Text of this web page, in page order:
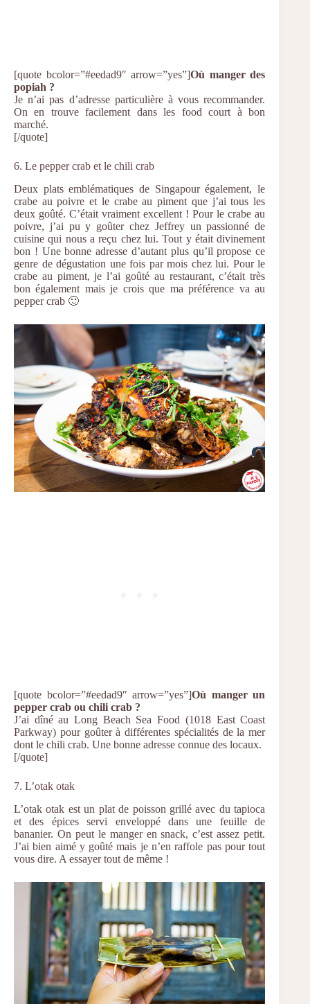
[quote bcolor=”#eedad9″ arrow=”yes”]Où manger des
popiah ?
Je n’ai pas d’adresse particulière à vous recommander.
On en trouve facilement dans les food court à bon
marché.
[/quote]
6. Le pepper crab et le chili crab
Deux plats emblématiques de Singapour également, le
crabe au poivre et le crabe au piment que j’ai tous les
deux goûté. C’était vraiment excellent ! Pour le crabe au
poivre, j’ai pu y goûter chez Jeffrey un passionné de
cuisine qui nous a reçu chez lui. Tout y était divinement
bon ! Une bonne adresse d’autant plus qu’il propose ce
genre de dégustation une fois par mois chez lui. Pour le
crabe au piment, je l’ai goûté au restaurant, c’était très
bon également mais je crois que ma préférence va au
pepper crab 🙂
[quote bcolor=”#eedad9″ arrow=”yes”]Où manger un
pepper crab ou chili crab ?
J’ai dîné au Long Beach Sea Food (1018 East Coast
Parkway) pour goûter à différentes spécialités de la mer
dont le chili crab. Une bonne adresse connue des locaux.
[/quote]
7. L’otak otak
L’otak otak est un plat de poisson grillé avec du tapioca
et des épices servi enveloppé dans une feuille de
bananier. On peut le manger en snack, c’est assez petit.
J’ai bien aimé y goûté mais je n’en raffole pas pour tout
vous dire. A essayer tout de même !